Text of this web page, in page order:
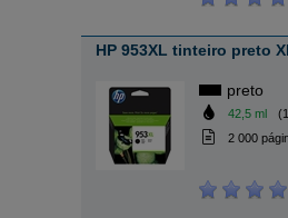
HP 953XL tinteiro preto
preto
42,5 ml
2 000